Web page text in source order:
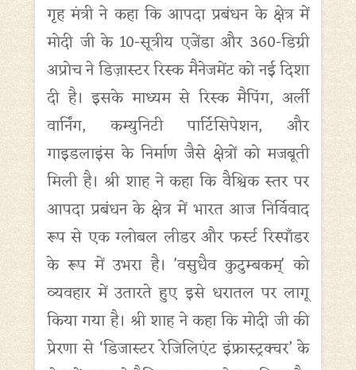
गृह मंत्री ने कहा कि आपदा प्रबंधन के क्षेत्र में
मोदी जी के 10-सूत्रीय एजेंडा और 360-डिग्री
अप्रोच ने डिज़ास्टर रिस्क मैनेजमेंट को नई दिशा
दी है। इसके माध्यम से रिस्क मैपिंग, अर्ली
वार्निंग, कम्युनिटी पार्टिसिपेशन, और
गाइडलाइंस के निर्माण जैसे क्षेत्रों को मजबूती
मिली है। श्री शाह ने कहा कि वैश्विक स्तर पर
आपदा प्रबंधन के क्षेत्र में भारत आज निर्विवाद
रूप से एक ग्लोबल लीडर और फर्स्ट रिस्पॉंडर
के रूप में उभरा है। 'वसुधैव कुटुम्बकम्' को
व्यवहार में उतारते हुए इसे धरातल पर लागू
किया गया है। श्री शाह ने कहा कि मोदी जी की
प्रेरणा से ‘डिजास्टर रेजिलिएंट इंफ्रास्ट्रक्चर’ के